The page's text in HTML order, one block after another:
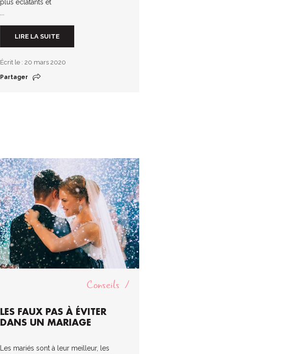
plus éclatants et
LIRE LA SUITE
Écrit le : 20 mars 2020
Partager
Conseils
LES FAUX PAS À ÉVITER
DANS UN MARIAGE
Les mariés sont à leur meilleur, les